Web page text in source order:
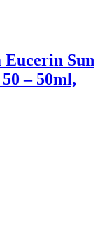
Eucerin Sun
– 50ml,